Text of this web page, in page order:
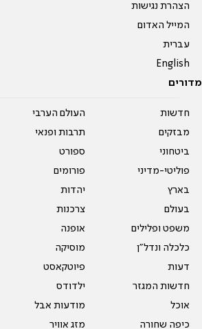
הצהרת נגישות
המייל האדום
עברית
English
מדורים
חדשות
מבזקים
ביטחוני
פוליטי-מדיני
בארץ
בעולם
משפט ופלילים
כלכלה ונדל"ן
דעות
חדשות המגזר
אוכל
כיפה שחורה
העולם הערבי
תרבות ופנאי
ספורט
פורומים
יהדות
צרכנות
אופנה
מוסיקה
פיוטקאסט
ילדודס
מודעות אבל
מזג אוויר